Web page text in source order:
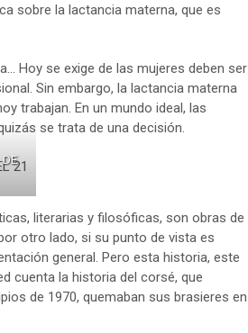
sobre la lactancia materna, que es
Hoy se exige de las mujeres deben ser
Sin embargo, la lactancia materna
trabajan. En un mundo ideal, las
se trata de una decisión.
literarias y filosóficas, son obras de
otro lado, si su punto de vista es
general. Pero esta historia, este
cuenta la historia del corsé, que
de 1970, quemaban sus brasieres en